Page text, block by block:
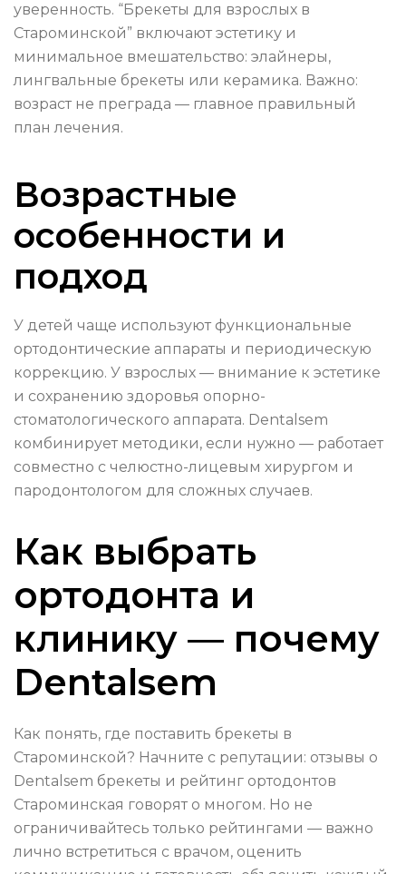
уверенность. “Брекеты для взрослых в
Староминской” включают эстетику и
минимальное вмешательство: элайнеры,
лингвальные брекеты или керамика. Важно:
возраст не преграда — главное правильный
план лечения.
Возрастные
особенности и
подход
У детей чаще используют функциональные
ортодонтические аппараты и периодическую
коррекцию. У взрослых — внимание к эстетике
и сохранению здоровья опорно-
стоматологического аппарата. Dentalsem
комбинирует методики, если нужно — работает
совместно с челюстно-лицевым хирургом и
пародонтологом для сложных случаев.
Как выбрать
ортодонта и
клинику — почему
Dentalsem
Как понять, где поставить брекеты в
Староминской? Начните с репутации: отзывы о
Dentalsem брекеты и рейтинг ортодонтов
Староминская говорят о многом. Но не
ограничивайтесь только рейтингами — важно
лично встретиться с врачом, оценить